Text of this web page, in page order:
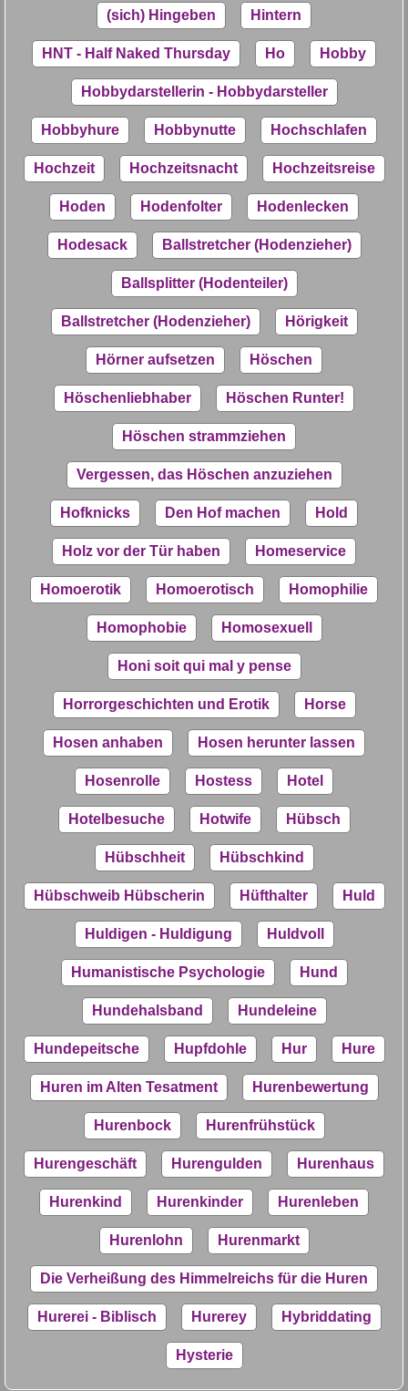
(sich) Hingeben Hintern
HNT - Half Naked Thursday Ho Hobby
Hobbydarstellerin - Hobbydarsteller
Hobbyhure Hobbynutte Hochschlafen
Hochzeit Hochzeitsnacht Hochzeitsreise
Hoden Hodenfolter Hodenlecken
Hodesack Ballstretcher (Hodenzieher)
Ballsplitter (Hodenteiler)
Ballstretcher (Hodenzieher) Hörigkeit
Hörner aufsetzen Höschen
Höschenliebhaber Höschen Runter!
Höschen strammziehen
Vergessen, das Höschen anzuziehen
Hofknicks Den Hof machen Hold
Holz vor der Tür haben Homeservice
Homoerotik Homoerotisch Homophilie
Homophobie Homosexuell
Honi soit qui mal y pense
Horrorgeschichten und Erotik Horse
Hosen anhaben Hosen herunter lassen
Hosenrolle Hostess Hotel
Hotelbesuche Hotwife Hübsch
Hübschheit Hübschkind
Hübschweib Hübscherin Hüfthalter Huld
Huldigen - Huldigung Huldvoll
Humanistische Psychologie Hund
Hundehalsband Hundeleine
Hundepeitsche Hupfdohle Hur Hure
Huren im Alten Tesatment Hurenbewertung
Hurenbock Hurenfrühstück
Hurengeschäft Hurengulden Hurenhaus
Hurenkind Hurenkinder Hurenleben
Hurenlohn Hurenmarkt
Die Verheißung des Himmelreichs für die Huren
Hurerei - Biblisch Hurerey Hybriddating
Hysterie